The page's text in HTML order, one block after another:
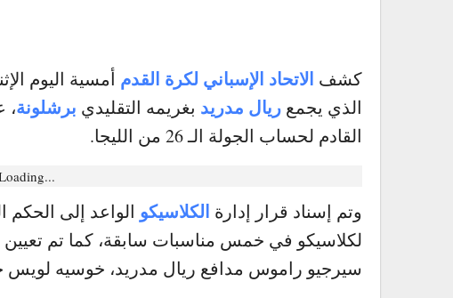
كشف الاتحاد الإسباني لكرة القدم أمسية اليوم
الذي يجمع ريال مدريد بغريمه التقليدي برشلونة،
القادم لحساب الجولة الـ 26 من الليجا.
وتم إسناد قرار إدارة الكلاسيكو الواعد إلى الحكم
لكلاسيكو في خمس مناسبات سابقة، كما تم تعيين
سيرجيو راموس مدافع ريال مدريد، خوسيه لويس